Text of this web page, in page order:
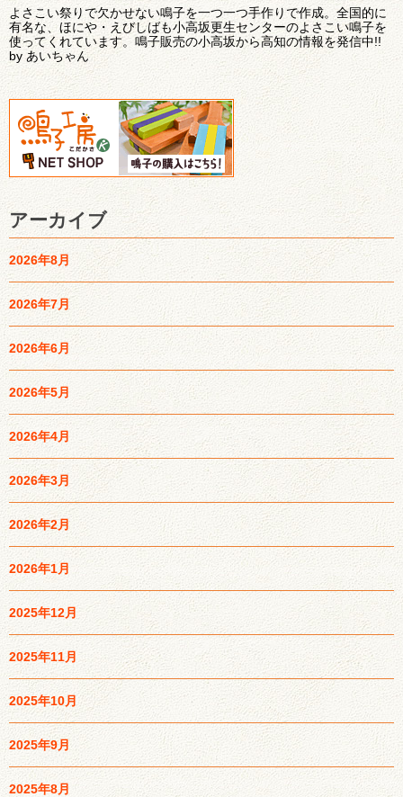
よさこい祭りで欠かせない鳴子を一つ一つ手作りで作成。全国的に
有名な、ほにや・えびしばも小高坂更生センターのよさこい鳴子を
使ってくれています。鳴子販売の小高坂から高知の情報を発信中!!
by あいちゃん
アーカイブ
2026年8月
2026年7月
2026年6月
2026年5月
2026年4月
2026年3月
2026年2月
2026年1月
2025年12月
2025年11月
2025年10月
2025年9月
2025年8月